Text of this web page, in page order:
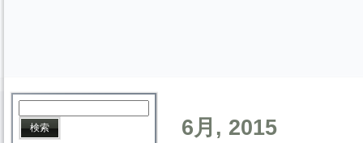
6月, 2015